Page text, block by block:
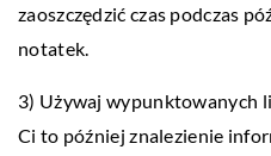
zaoszczędzić czas podczas
notatek.
3) Używaj wypunktowanych
Ci to później znalezienie